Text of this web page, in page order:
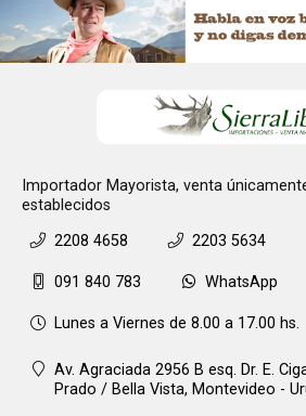
Importador Mayorista, venta
establecidos
2208 4658
2203 5634
091 840 783 WhatsApp
Lunes a Viernes de 8.00 a 17.00 hs.
Av. Agraciada 2956 B esq. Dr. E.
Prado / Bella Vista, Montevideo -